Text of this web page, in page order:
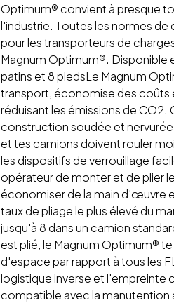
Optimum® convient à presque
l'industrie. Toutes les normes
pour les transporteurs de
Magnum Optimum®. Disponible
patins et 8 piedsLe Magnum
transport, économise des
réduisant les émissions de CO2.
construction soudée et
et tes camions doivent rouler
les dispositifs de verrouillage
opérateur de monter et de plier
économiser de la main d'œuvre
taux de pliage le plus élevé du
jusqu'à 8 dans un camion
est plié, le Magnum Optimum®
d'espace par rapport à tous les
logistique inverse et l'empreinte
compatible avec la